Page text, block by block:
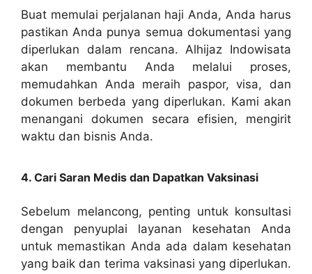
Buat memulai perjalanan haji Anda, Anda harus
pastikan Anda punya semua dokumentasi yang
diperlukan dalam rencana. Alhijaz Indowisata
akan membantu Anda melalui proses,
memudahkan Anda meraih paspor, visa, dan
dokumen berbeda yang diperlukan. Kami akan
menangani dokumen secara efisien, mengirit
waktu dan bisnis Anda.
4. Cari Saran Medis dan Dapatkan Vaksinasi
Sebelum melancong, penting untuk konsultasi
dengan penyuplai layanan kesehatan Anda
untuk memastikan Anda ada dalam kesehatan
yang baik dan terima vaksinasi yang diperlukan.